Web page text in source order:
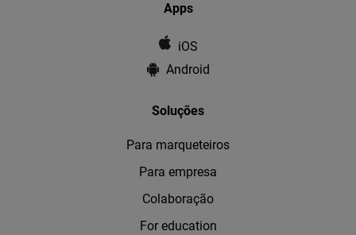
Apps
iOS
Android
Soluções
Para marqueteiros
Para empresa
Colaboração
For education